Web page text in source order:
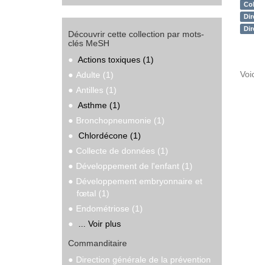
Découvrir cette collection par mots-
clés MeSH
Actions toxiques (1)
Adulte (1)
Antilles (1)
Asthme (1)
Bronchopneumonie (1)
Chlordécone (1)
Collecte de données (1)
Développement de l'enfant (1)
Développement embryonnaire et
fœtal (1)
Endométriose (1)
... Voir plus
Commanditaire
Direction générale de la prévention